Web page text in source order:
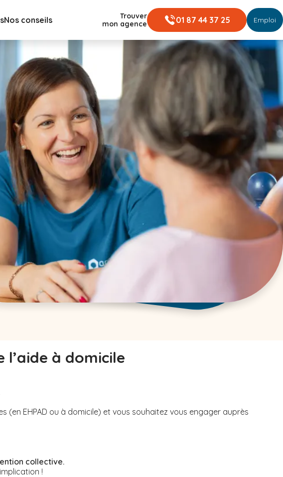
Nos conseils
Trouver
mon agence
01 87 44 37 25 Emploi
l’aide à domicile
(en EHPAD ou à domicile) et vous souhaitez vous engager auprès
collective.
!